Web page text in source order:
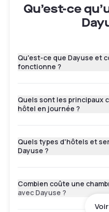
Qu’est-ce
Qu'est-ce que Dayuse et
fonctionne ?
Quels sont les principaux
hôtel en journée ?
Quels types d'hôtels et
Dayuse ?
Combien coûte une
avec Dayuse ?